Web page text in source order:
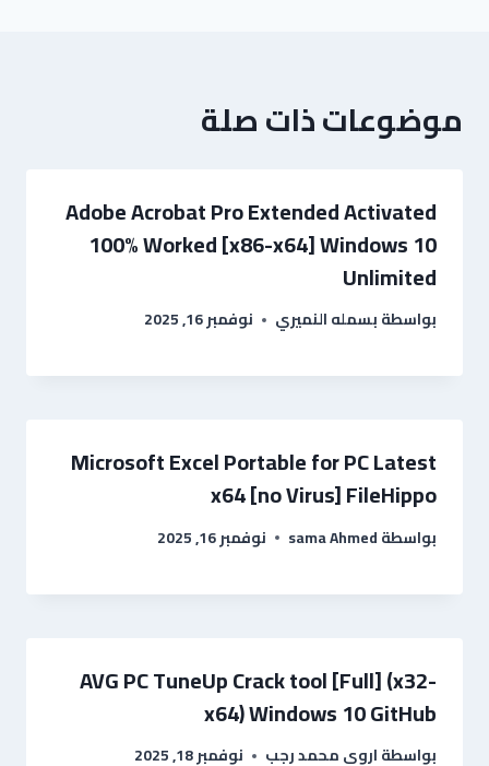
موضوعات ذات صلة
Adobe Acrobat Pro Extended Activated
100% Worked [x86-x64] Windows 10
Unlimited
بواسطةبسمله النميري نوفمبر 16, 2025
Microsoft Excel Portable for PC Latest
x64 [no Virus] FileHippo
بواسطةsama Ahmed نوفمبر 16, 2025
AVG PC TuneUp Crack tool [Full] (x32-
x64) Windows 10 GitHub
بواسطةاروى محمد رجب نوفمبر 18, 2025